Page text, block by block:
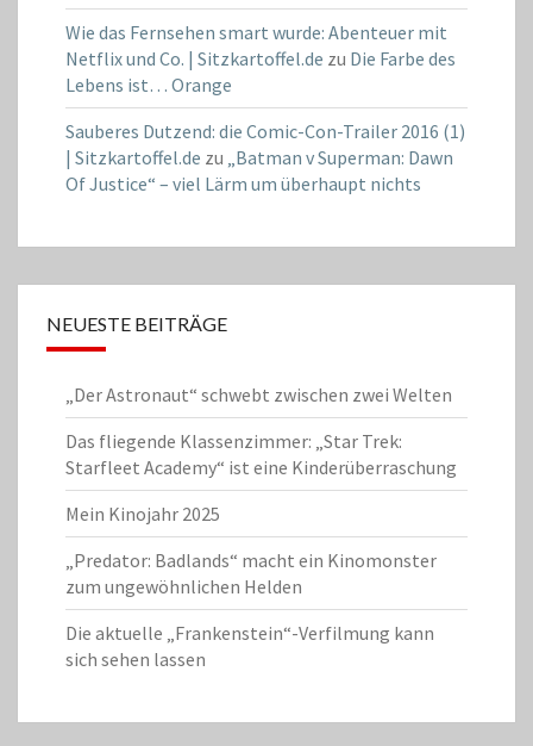
Wie das Fernsehen smart wurde: Abenteuer mit
Netflix und Co. | Sitzkartoffel.de zu Die Farbe des
Lebens ist… Orange
Sauberes Dutzend: die Comic-Con-Trailer 2016 (1)
| Sitzkartoffel.de zu „Batman v Superman: Dawn
Of Justice“ – viel Lärm um überhaupt nichts
NEUESTE BEITRÄGE
„Der Astronaut“ schwebt zwischen zwei Welten
Das fliegende Klassenzimmer: „Star Trek:
Starfleet Academy“ ist eine Kinderüberraschung
Mein Kinojahr 2025
„Predator: Badlands“ macht ein Kinomonster
zum ungewöhnlichen Helden
Die aktuelle „Frankenstein“-Verfilmung kann
sich sehen lassen